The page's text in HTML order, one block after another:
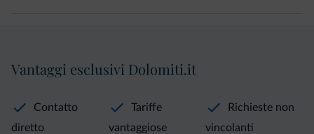
Vantaggi esclusivi Dolomiti.it
Contatto
diretto
Tariffe
vantaggiose
Richieste non
vincolanti